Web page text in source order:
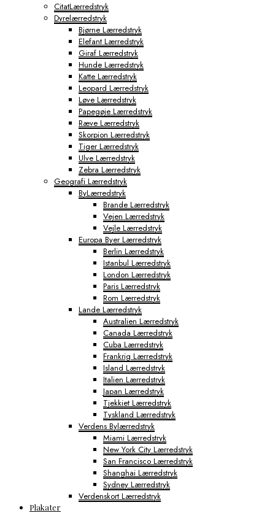
CitatLærredstryk
Dyrelærredstryk
Bjørne Lærredstryk
Elefant Lærredstryk
Giraf Lærredstryk
Hunde Lærredstryk
Katte Lærredstryk
Leopard Lærredstryk
Løve Lærredstryk
Papegøje Lærredstryk
Ræve Lærredstryk
Skorpion Lærredstryk
Tiger Lærredstryk
Ulve Lærredstryk
Zebra Lærredstryk
Geografi Lærredstryk
ByLærredstryk
Brande Lærredstryk
Vejen Lærredstryk
Vejle Lærredstryk
Europa Byer Lærredstryk
Berlin Lærredstryk
Istanbul Lærredstryk
London Lærredstryk
Paris Lærredstryk
Rom Lærredstryk
Lande Lærredstryk
Australien Lærredstryk
Canada Lærredstryk
Cuba Lærredstryk
Frankrig Lærredstryk
Island Lærredstryk
Italien Lærredstryk
Japan Lærredstryk
Tjekkiet Lærredstryk
Tyskland Lærredstryk
Verdens Bylærredstryk
Miami Lærredstryk
New York City Lærredstryk
San Francisco Lærredstryk
Shanghai Lærredstryk
Sydney Lærredstryk
Verdenskort Lærredstryk
Plakater